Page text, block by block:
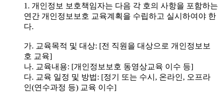
1. 개인정보 보호책임자는 다음 각 호의 사항을 포함하는
연간 개인정보보호 교육계획을 수립하고 실시하여야 한
다.
가. 교육목적 및 대상: [전 직원을 대상으로 개인정보보
호 교육]
나. 교육내용: [개인정보보호 동영상교육 이수 등]
다. 교육 일정 및 방법: [정기 또는 수시, 온라인, 오프라
인(연수과정 등) 교육 이수]